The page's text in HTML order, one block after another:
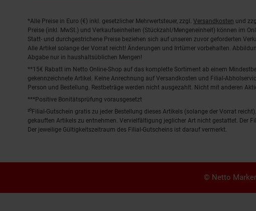
Fußnoten
*Alle Preise in Euro (€) inkl. gesetzlicher Mehrwertsteuer, zzgl. Versandkosten und
Preise (inkl. MwSt.) und Verkaufseinheiten (Stückzahl/Mengeneinheit) können im
Statt- und durchgestrichene Preise beziehen sich auf unseren zuvor geforderten
Alle Artikel solange der Vorrat reicht! Änderungen und Irrtümer vorbehalten.
Abgabe nur in haushaltsüblichen Mengen!
**15€ Rabatt im Netto Online-Shop auf das komplette Sortiment ab einem
gekennzeichnete Artikel. Keine Anrechnung auf Versandkosten und Filial-
Person und Bestellung. Restbeträge werden nicht ausgezahlt. Nicht mit anderen
***Positive Bonitätsprüfung vorausgesetzt
²⁰Filial-Gutschein gratis zu jeder Bestellung dieses Artikels (solange der Vorrat
gekauften Artikels zu entnehmen. Vervielfältigung jeglicher Art nicht gestattet. Der
Der jeweilige Gültigkeitszeitraum des Filial-Gutscheins ist darauf vermerkt.
© Netto